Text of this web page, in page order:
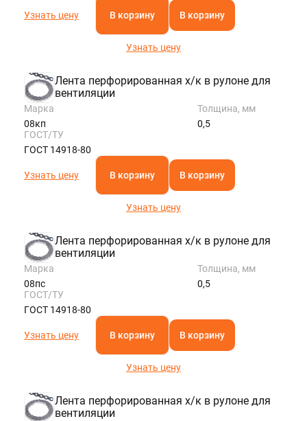
Узнать цену В корзину В корзину
Узнать цену
Лента перфорированная х/к в рулоне для
вентиляции
Марка
08кп
Толщина, мм
0,5
ГОСТ/ТУ
ГОСТ 14918-80
Узнать цену В корзину В корзину
Узнать цену
Лента перфорированная х/к в рулоне для
вентиляции
Марка
08пс
Толщина, мм
0,5
ГОСТ/ТУ
ГОСТ 14918-80
Узнать цену В корзину В корзину
Узнать цену
Лента перфорированная х/к в рулоне для
вентиляции